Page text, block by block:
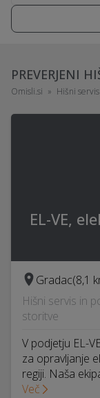
PREVERJENI
Omisli.si Hišni
EL-VE,
Gradac(8,1
Hišni servis in
storitve
V podjetju EL-
za opravljanje
regiji. Naša
Več